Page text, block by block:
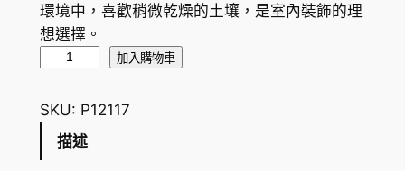
環境中，喜歡稍微乾燥的土壤，是室內裝飾的理
想選擇。
椒
草
加入購物車
SKU: P12117
描述